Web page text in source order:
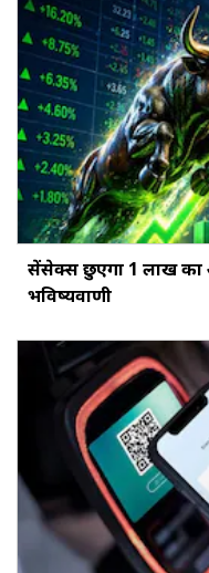
सेंसेक्स छुएगा 1 लाख का
भविष्यवाणी